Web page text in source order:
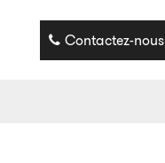
Contactez-nous